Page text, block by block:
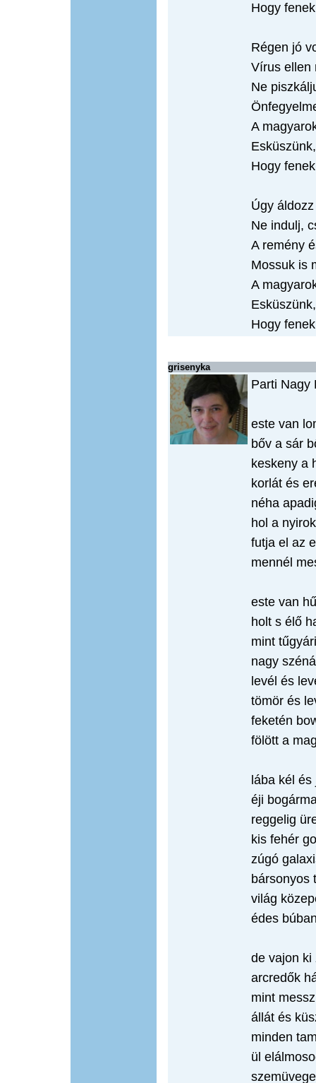
Hogy
Régen jó
Vírus ellen
Ne
A
Esküszünk,
Hogy
Úgy
Ne indulj,
A remény
Mossuk is
A
Esküszünk,
Hogy
grisenyka
Parti Nagy
este van
bőv a sár
keskeny a
korlát és
néha
hol a
futja el az
mennél
este van
holt s élő
mint
nagy
levél és
tömör és
feketén
fölött a
lába kél
éji
reggelig
kis fehér
zúgó
bársonyos
világ
édes
de vajon ki
arcredők
mint
állát és
minden
ül